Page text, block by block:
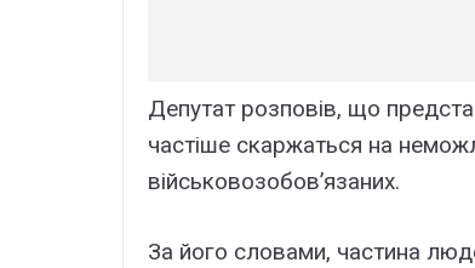
Депутат розповів, що
частіше скаржаться на
військовозобов’язаних.
За його словами, частина